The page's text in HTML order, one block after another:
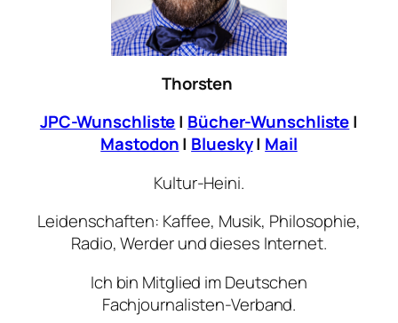
Thorsten
JPC-Wunschliste| Bücher-Wunschliste|
Mastodon| Bluesky| Mail
Kultur-Heini.
Leidenschaften: Kaffee, Musik, Philosophie,
Radio, Werder und dieses Internet.
Ich bin Mitglied im Deutschen
Fachjournalisten-Verband.